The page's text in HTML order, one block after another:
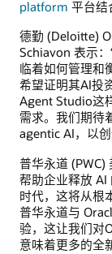
platform 平台结
德勤 (Deloitte)
Schiavon 表示
临着如何管理和
希望证明其AI投
Agent Studio这
需求。我们期待
agentic AI，以
普华永道 (PWC)
帮助企业释放 AI
时代，这将从根
普华永道与
验，这让我们对
意味着更多的全